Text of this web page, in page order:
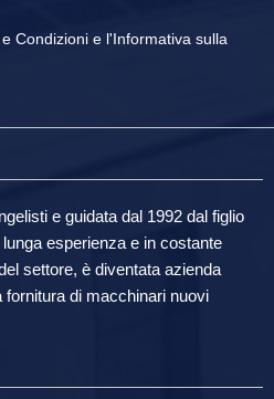
Condizioni e l'Informativa sulla
e guidata dal 1992 dal figlio
esperienza e in costante
settore, è diventata azienda
fornitura di macchinari nuovi